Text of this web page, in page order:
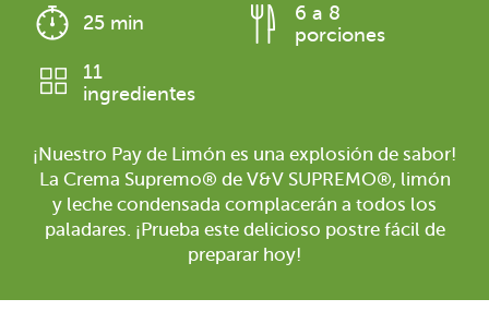
25 min
6 a 8
porciones
11
ingredientes
¡Nuestro Pay de Limón es una explosión de sabor!
La Crema Supremo® de V&V SUPREMO®, limón
y leche condensada complacerán a todos los
paladares. ¡Prueba este delicioso postre fácil de
preparar hoy!